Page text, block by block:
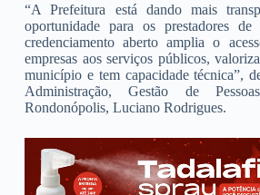
“A Prefeitura está dando mais
oportunidade para os prestadores
credenciamento aberto amplia o
empresas aos serviços públicos,
município e tem capacidade técnica”,
Administração, Gestão de
Rondonópolis, Luciano Rodrigues.